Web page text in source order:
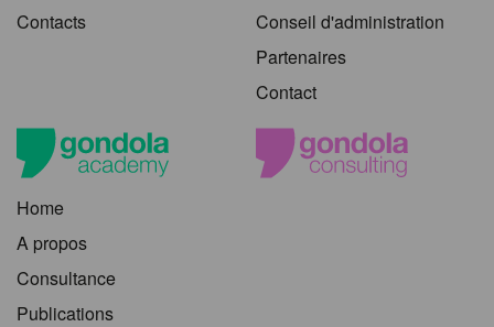
Contacts
Conseil d'administration
Partenaires
Contact
Home
A propos
Consultance
Publications